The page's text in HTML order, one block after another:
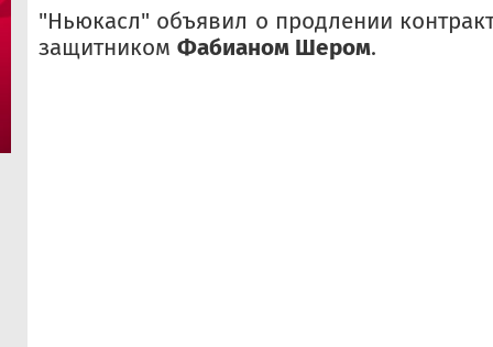
"Ньюкасл" объявил о продлении
защитником Фабианом Шером.